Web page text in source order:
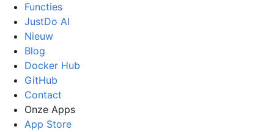
Functies
JustDo AI
Nieuw
Blog
Docker Hub
GitHub
Contact
Onze Apps
App Store